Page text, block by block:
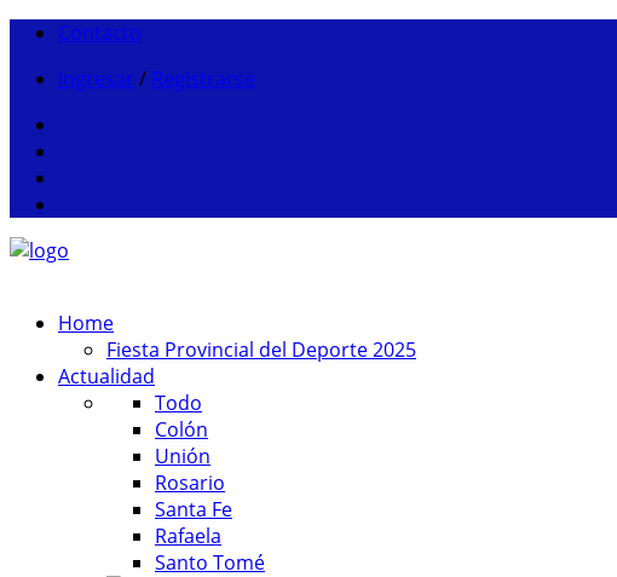
Contacto
Ingresar / Registrarse
Home
Fiesta Provincial del Deporte 2025
Actualidad
Todo
Colón
Unión
Rosario
Santa Fe
Rafaela
Santo Tomé